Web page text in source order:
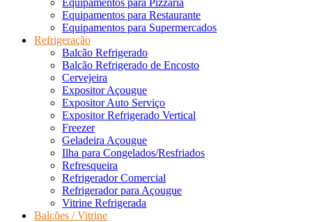
Equipamentos para Pizzaria
Equipamentos para Restaurante
Equipamentos para Supermercados
Refrigeração
Balcão Refrigerado
Balcão Refrigerado de Encosto
Cervejeira
Expositor Açougue
Expositor Auto Serviço
Expositor Refrigerado Vertical
Freezer
Geladeira Açougue
Ilha para Congelados/Resfriados
Refresqueira
Refrigerador Comercial
Refrigerador para Açougue
Vitrine Refrigerada
Balcões / Vitrine